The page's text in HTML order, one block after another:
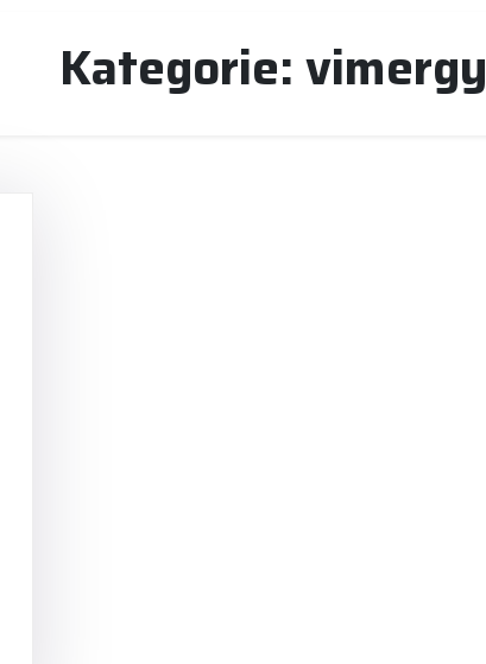
Kategorie:vimergy